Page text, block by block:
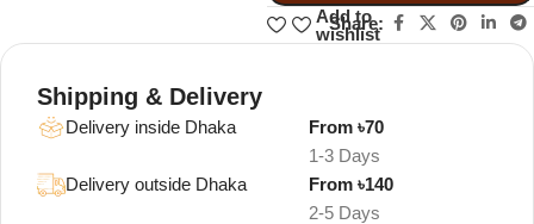
Add to
wishlist
Share:
Shipping & Delivery
Delivery inside Dhaka
1-3 Days
From ৳70
Delivery outside Dhaka
2-5 Days
From ৳140